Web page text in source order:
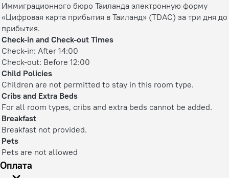
Иммиграционного бюро Таиланда электронную форму
«Цифровая карта прибытия в Таиланд» (TDAC) за три дня до
прибытия.
Check-in and Check-out Times
Check-in: After 14:00
Check-out: Before 12:00
Child Policies
Children are not permitted to stay in this room type.
Cribs and Extra Beds
For all room types, cribs and extra beds cannot be added.
Breakfast
Breakfast not provided.
Pets
Pets are not allowed
Оплата